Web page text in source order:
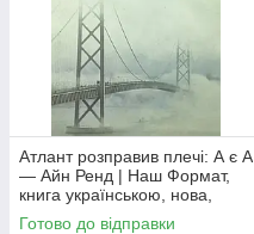
Атлант розправив плечі: А є А
— Айн Ренд | Наш Формат,
книга українською, нова,
м'яка
Готово до відправки